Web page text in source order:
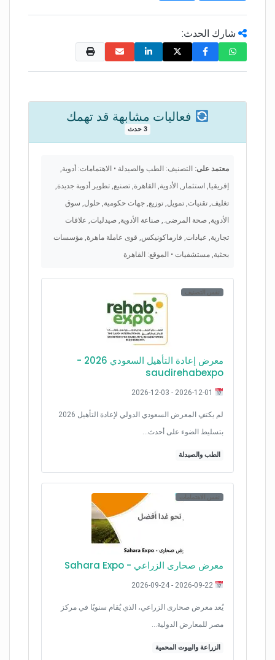
شارك الحدث:
فعاليات مشابهة قد تهمك
3 حدث
معتمد على: التصنيف: الطب والصيدلة • الاهتمامات: أدوية,
إفريقيا, استثمار, الأدوية, القاهرة, تصنيع, تطوير أدوية جديدة,
تغليف, تقنيات, تمويل, توزيع, جهات حكومية, حلول, سوق
الأدوية, صحة المرضى., صناعة الأدوية, صيدليات, علاقات
تجارية, عيادات, فارماكونيكس, قوى عاملة ماهرة, مؤسسات
بحثية, مستشفيات • الموقع: القاهرة
نفس التصنيف
معرض إعادة التأهيل السعودي 2026 -
saudirehabexpo
لم يكتفِ المعرض السعودي الدولي لإعادة التأهيل 2026
بتسليط الضوء على أحدث…
الطب والصيدلة
نفس الاهتمامات
معرض صحارى الزراﻋﻲ - Sahara Expo
يُعد معرض صحارى الزراعي، الذي يُقام سنويًا في مركز
مصر للمعارض الدولية…
الزراعة والبيوت المحمية